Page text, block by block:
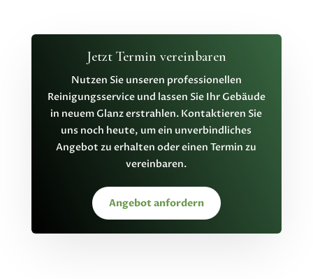
Jetzt Termin vereinbaren
Nutzen Sie unseren professionellen
Reinigungsservice und lassen Sie Ihr Gebäude
in neuem Glanz erstrahlen. Kontaktieren Sie
uns noch heute, um ein unverbindliches
Angebot zu erhalten oder einen Termin zu
vereinbaren.
Angebot anfordern